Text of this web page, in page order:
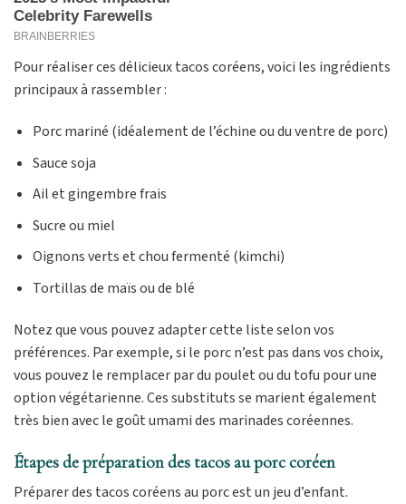
Pour réaliser ces délicieux tacos coréens, voici les ingrédients
principaux à rassembler :
Porc mariné (idéalement de l’échine ou du ventre de porc)
Sauce soja
Ail et gingembre frais
Sucre ou miel
Oignons verts et chou fermenté (kimchi)
Tortillas de maïs ou de blé
Notez que vous pouvez adapter cette liste selon vos
préférences. Par exemple, si le porc n’est pas dans vos choix,
vous pouvez le remplacer par du poulet ou du tofu pour une
option végétarienne. Ces substituts se marient également
très bien avec le goût umami des marinades coréennes.
Étapes de préparation des tacos au porc coréen
Préparer des tacos coréens au porc est un jeu d’enfant.